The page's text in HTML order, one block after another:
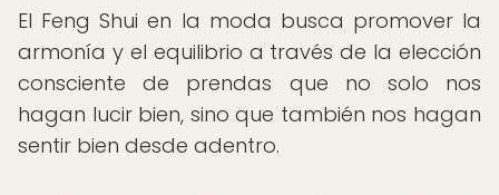
El Feng Shui en la moda busca promover la
armonía y el equilibrio a través de la elección
consciente de prendas que no solo nos
hagan lucir bien, sino que también nos hagan
sentir bien desde adentro.